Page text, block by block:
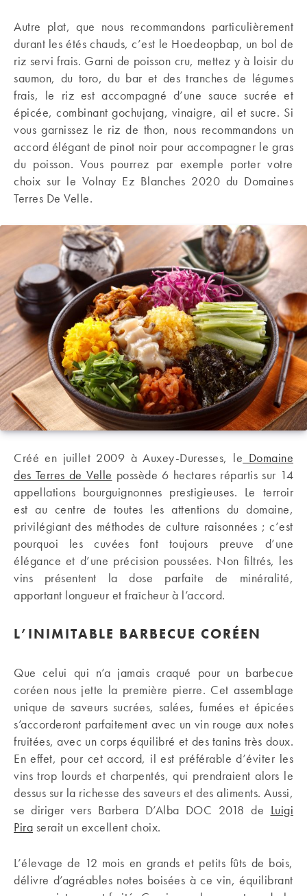
Autre plat, que nous recommandons particulièrement
durant les étés chauds, c’est le Hoedeopbap, un bol de
riz servi frais. Garni de poisson cru, mettez y à loisir du
saumon, du toro, du bar et des tranches de légumes
frais, le riz est accompagné d’une sauce sucrée et
épicée, combinant gochujang, vinaigre, ail et sucre. Si
vous garnissez le riz de thon, nous recommandons un
accord élégant de pinot noir pour accompagner le gras
du poisson. Vous pourrez par exemple porter votre
choix sur le Volnay Ez Blanches 2020 du Domaines
Terres De Velle.
Créé en juillet 2009 à Auxey-Duresses, le Domaine
des Terres de Velle possède 6 hectares répartis sur 14
appellations bourguignonnes prestigieuses. Le terroir
est au centre de toutes les attentions du domaine,
privilégiant des méthodes de culture raisonnées ; c’est
pourquoi les cuvées font toujours preuve d’une
élégance et d’une précision poussées. Non filtrés, les
vins présentent la dose parfaite de minéralité,
apportant longueur et fraîcheur à l’accord.
L’INIMITABLE BARBECUE CORÉEN
Que celui qui n’a jamais craqué pour un barbecue
coréen nous jette la première pierre. Cet assemblage
unique de saveurs sucrées, salées, fumées et épicées
s’accorderont parfaitement avec un vin rouge aux notes
fruitées, avec un corps équilibré et des tanins très doux.
En effet, pour cet accord, il est préférable d’éviter les
vins trop lourds et charpentés, qui prendraient alors le
dessus sur la richesse des saveurs et des aliments. Aussi,
se diriger vers Barbera D’Alba DOC 2018 de Luigi
Pira serait un excellent choix.
L’élevage de 12 mois en grands et petits fûts de bois,
délivre d’agréables notes boisées à ce vin, équilibrant